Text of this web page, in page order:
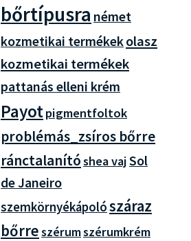
bőrtípusra német
kozmetikai termékekolasz
kozmetikai termékek
pattanás elleni krém
Payotpigmentfoltok
problémás_zsíros bőrre
ránctalanítóshea vajSol
de Janeiro
szemkörnyékápolószáraz
bőrreszérumszérumkrém